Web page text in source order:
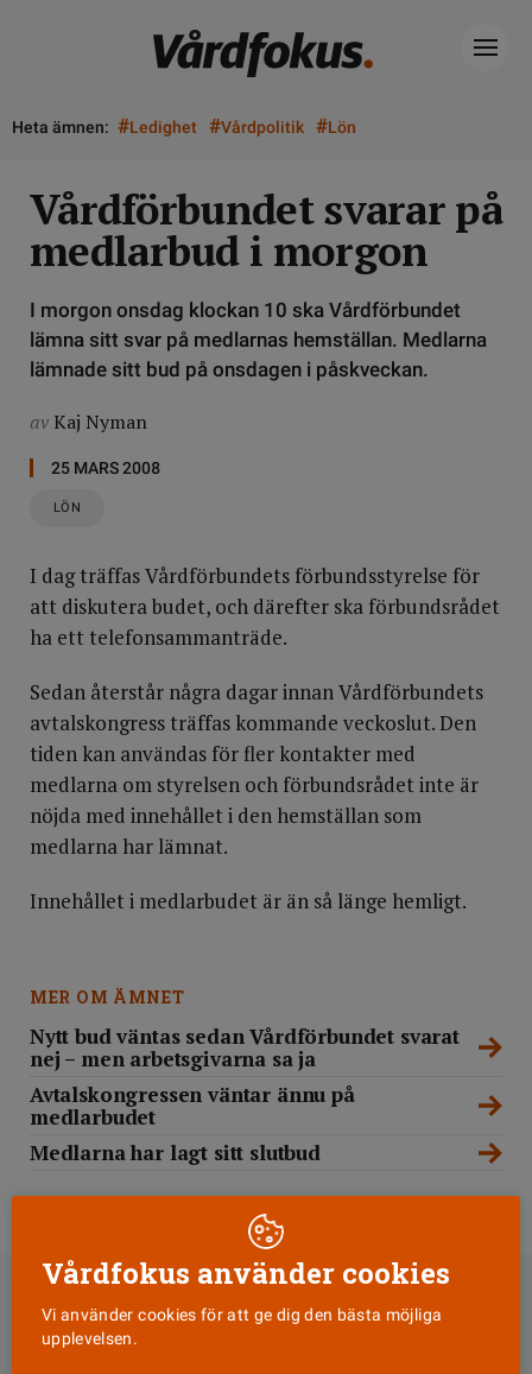
Heta ämnen: #Ledighet #Vårdpolitik #Lön
Vårdförbundet svarar på
medlarbud i morgon
I morgon onsdag klockan 10 ska Vårdförbundet
lämna sitt svar på medlarnas hemställan. Medlarna
lämnade sitt bud på onsdagen i påskveckan.
av Kaj Nyman
25 MARS 2008
LÖN
I dag träffas Vårdförbundets förbundsstyrelse för
att diskutera budet, och därefter ska förbundsrådet
ha ett telefonsammanträde.
Sedan återstår några dagar innan Vårdförbundets
avtalskongress träffas kommande veckoslut. Den
tiden kan användas för fler kontakter med
medlarna om styrelsen och förbundsrådet inte är
nöjda med innehållet i den hemställan som
medlarna har lämnat.
Innehållet i medlarbudet är än så länge hemligt.
MER OM ÄMNET
Nytt bud väntas sedan Vårdförbundet svarat
nej – men arbetsgivarna sa ja
Avtalskongressen väntar ännu på
medlarbudet
Medlarna har lagt sitt slutbud
Till Vårdfokus startsida
Vårdfokus använder cookies
Vi använder cookies för att ge dig den bästa möjliga
upplevelsen.